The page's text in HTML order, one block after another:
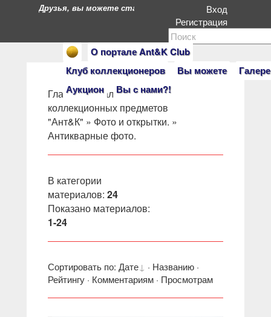
О портале Ant&K Club
Клуб коллекционеров
Вы можете
Аукцион
Вы с нами?!
Друзья, вы можете стать героями нашего портала.
Вход
Регистрация
Главная»Салон
коллекционных предметов
"Ант&К" » Фото и открытки. »
Антикварные фото.
В категории
материалов: 24
Показано материалов:
1-24
Сортировать по: Дате · Названию ·
Рейтингу · Комментариям · Просмотрам